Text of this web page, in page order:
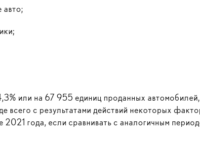
или на 67 955 единиц проданных
всего с результатами действий некоторых
года, если сравнивать с аналогичным